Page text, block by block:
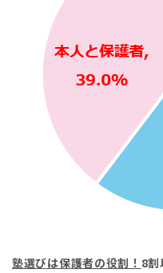
塾選びは保護者の役割！ 8